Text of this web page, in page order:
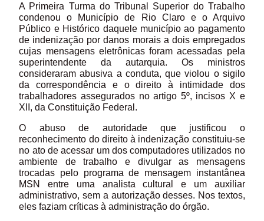
A Primeira Turma do Tribunal Superior do Trabalho
condenou o Município de Rio Claro e o Arquivo
Público e Histórico daquele município ao pagamento
de indenização por danos morais a dois empregados
cujas mensagens eletrônicas foram acessadas pela
superintendente da autarquia. Os ministros
consideraram abusiva a conduta, que violou o sigilo
da correspondência e o direito à intimidade dos
trabalhadores assegurados no artigo 5º, incisos X e
XII, da Constituição Federal.
O abuso de autoridade que justificou o
reconhecimento do direito à indenização constituiu-se
no ato de acessar um dos computadores utilizados no
ambiente de trabalho e divulgar as mensagens
trocadas pelo programa de mensagem instantânea
MSN entre uma analista cultural e um auxiliar
administrativo, sem a autorização desses. Nos textos,
eles faziam críticas à administração do órgão.